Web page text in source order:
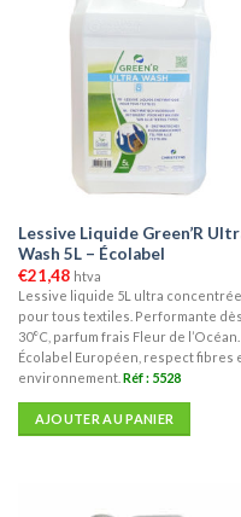
Lessive Liquide Green’R
Wash 5L – Écolabel
€21,48 htva
Lessive liquide 5L ultra concentrée
pour tous textiles. Performante dès
30°C, parfum frais Fleur de l’Océan.
Écolabel Européen, respect fibres
environnement. Réf : 5528
AJOUTER AU PANIER